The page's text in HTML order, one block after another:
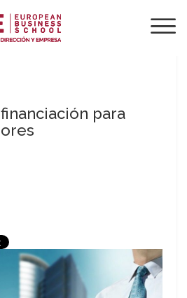
para